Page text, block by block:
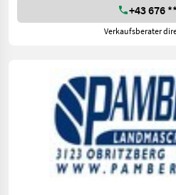
+43 676
Verkaufsberater